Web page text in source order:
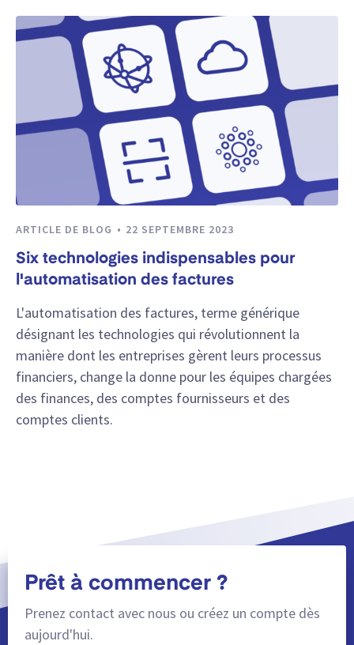
ARTICLE DE BLOG 22 SEPTEMBRE 2023
Six technologies indispensables pour
l'automatisation des factures
L'automatisation des factures, terme générique
désignant les technologies qui révolutionnent la
manière dont les entreprises gèrent leurs processus
financiers, change la donne pour les équipes chargées
des finances, des comptes fournisseurs et des
comptes clients.
Prêt à commencer ?
Prenez contact avec nous ou créez un compte dès
aujourd'hui.